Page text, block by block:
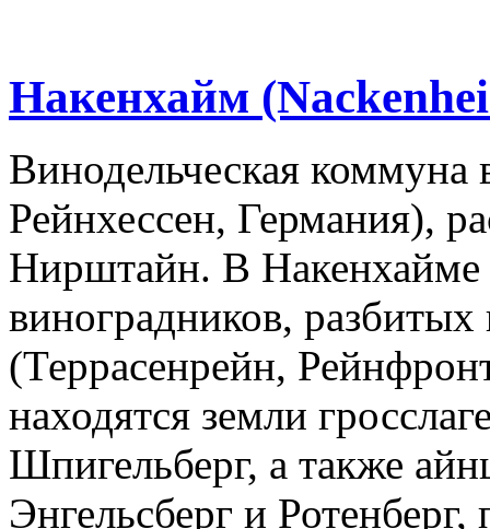
Накенхайм
Винодельческая
Рейнхессен, Германия),
Нирштайн. В Накенхайме
виноградников, разбитых
(Террасенрейн,
находятся земли
Шпигельберг, а также
Энгельсберг и